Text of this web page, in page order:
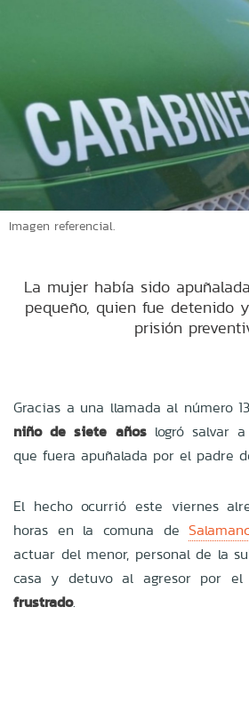
Imagen referencial.
La mujer había sido
pequeño, quien fue detenido
prisión
Gracias a una llamada al número
niño de siete añoslogró salvar
que fuera apuñalada por el padre
El hecho ocurrió este viernes
horas en la comuna de
actuar del menor, personal de la
casa y detuvo al agresor por
frustrado.